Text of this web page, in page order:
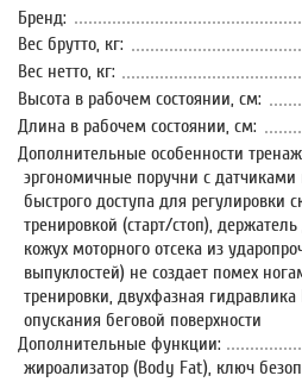
Бренд:
Вес брутто, кг:
Вес нетто, кг:
Высота в рабочем состоянии, см:
Длина в рабочем состоянии, см:
Дополнительные особенности
эргономичные поручни с
быстрого доступа для регулировки
тренировкой (старт/стоп),
кожух моторного отсека из
выпуклостей) не создает помех
тренировки, двухфазная
опускания беговой поверхности
Дополнительные функции:
жироализатор (Body Fat), ключ